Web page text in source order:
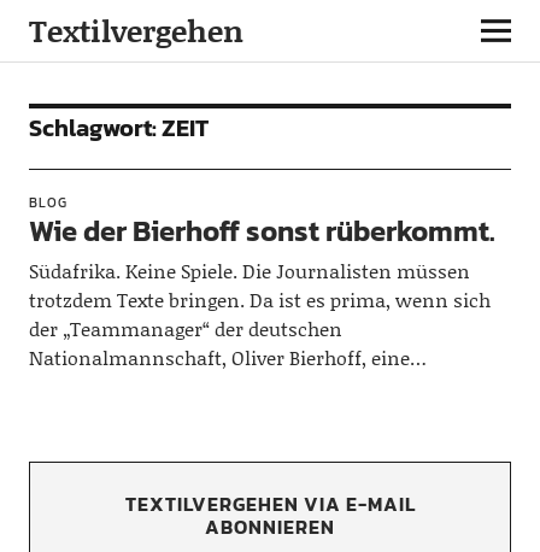
Textilvergehen
Schlagwort:ZEIT
BLOG
Wie der Bierhoff sonst rüberkommt.
Südafrika. Keine Spiele. Die Journalisten müssen
trotzdem Texte bringen. Da ist es prima, wenn sich
der „Teammanager“ der deutschen
Nationalmannschaft, Oliver Bierhoff, eine…
TEXTILVERGEHEN VIA E-MAIL
ABONNIEREN